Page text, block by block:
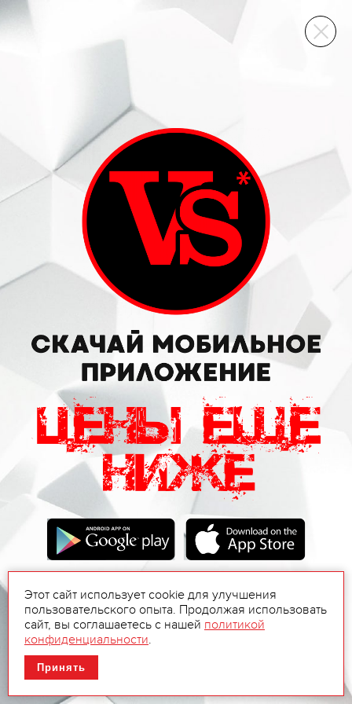
ВИННЫЙ СКЛАД
Этот сайт использует cookie для улучшения
пользовательского опыта. Продолжая использовать
сайт, вы соглашаетесь с нашей политикой
конфиденциальности.
Принять